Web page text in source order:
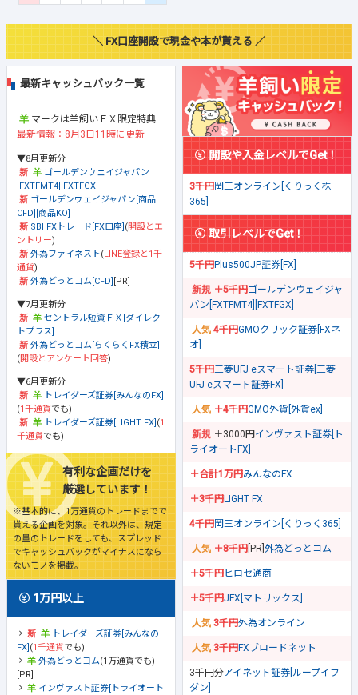
＼ FX口座開設で現金や本が貰える ／
最新キャッシュバック一覧
マークは羊飼いＦＸ限定特典
最新情報：8月3日11時に更新
▼8月更新分
ゴールデンウェイジャパン
[FXTFMT4][FXTFGX]
ゴールデンウェイジャパン[商品
CFD][商品KO]
SBI FXトレード[FX口座] (開設とエ
ントリー)
外為ファイネスト(LINE登録と1千
通貨)
外為どっとコム[CFD] [PR]
▼7月更新分
セントラル短資ＦＸ[ダイレク
トプラス]
外為どっとコム[らくらくFX積立]
(開設とアンケート回答)
▼6月更新分
トレイダーズ証券[みんなのFX]
(1千通貨でも)
トレイダーズ証券[LIGHT FX] (1
千通貨でも)
有利な企画だけを
厳選しています！
※基本的に、1万通貨のトレードまでで
貰える企画を対象。それ以外は、規定
の量のトレードをしても、スプレッド
でキャッシュバックがマイナスになら
ないモノを掲載。
1万円以上
トレイダーズ証券[みんなの
FX] (1千通貨でも)
外為どっとコム(1万通貨でも)
[PR]
インヴァスト証券[トライオート
開設や入金レベルでGet！
3千円岡三オンライン[くりっく株
365]
取引レベルでGet！
5千円Plus500JP証券[FX]
＋5千円ゴールデンウェイジャ
パン[FXTFMT4][FXTFGX]
4千円GMOクリック証券[FXネ
オ]
5千円三菱UFJ eスマート証券[三菱
UFJ eスマート証券FX]
＋4千円GMO外貨[外貨ex]
＋3000円 インヴァスト証券[ト
ライオートFX]
＋合計1万円みんなのFX
＋3千円LIGHT FX
4千円岡三オンライン[くりっく365]
＋8千円 [PR] 外為どっとコム
＋5千円ヒロセ通商
＋5千円JFX[マトリックス]
3千円外為オンライン
3千円FXブロードネット
3千円分アイネット証券[ループイフ
ダン]